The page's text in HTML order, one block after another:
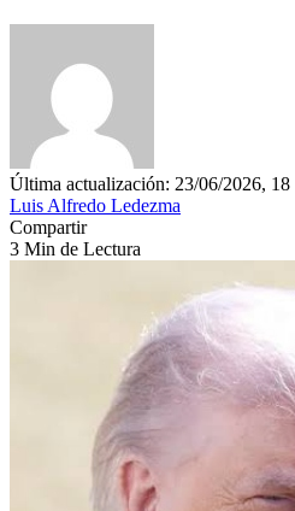
Última actualización: 23/06/2026, 18
Luis Alfredo Ledezma
Compartir
3 Min de Lectura